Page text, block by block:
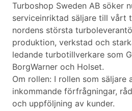
Turboshop Sweden AB söker
serviceinriktad säljare till vårt
nordens största
produktion, verkstad och
ledande turbotillverkare som
BorgWarner och Holset.
Om rollen: I rollen som säljare
inkommande förfrågningar,
och uppföljning av kunder.